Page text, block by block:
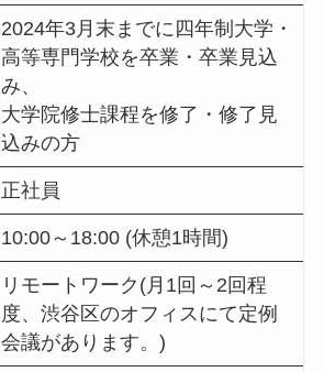
2024年3月末までに四年制大学・
高等専門学校を卒業・卒業見込
み、
大学院修士課程を修了・修了見
込みの方
正社員
10:00～18:00 (休憩1時間)
リモートワーク(月1回～2回程
度、渋谷区のオフィスにて定例
会議があります。)